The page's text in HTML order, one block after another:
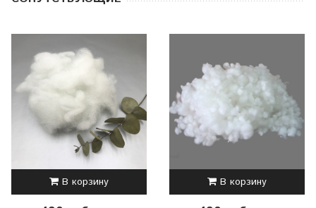
В корзину В корзину